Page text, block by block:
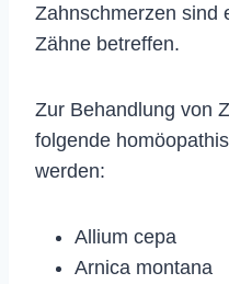
Zahnschmerzen sind
Zähne betreffen.
Zur Behandlung von
folgende
werden:
Allium cepa
Arnica montana